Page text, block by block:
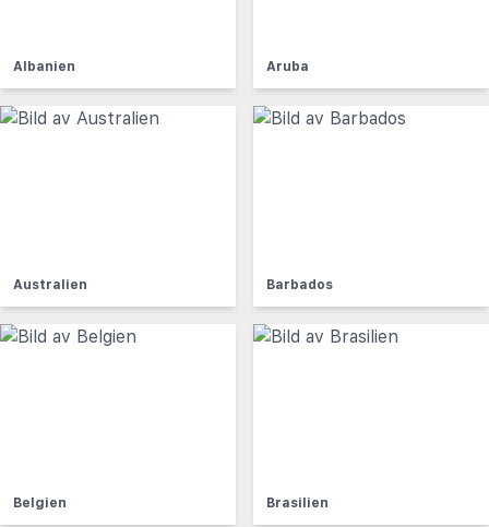
Albanien Aruba
Australien Barbados
Belgien Brasilien